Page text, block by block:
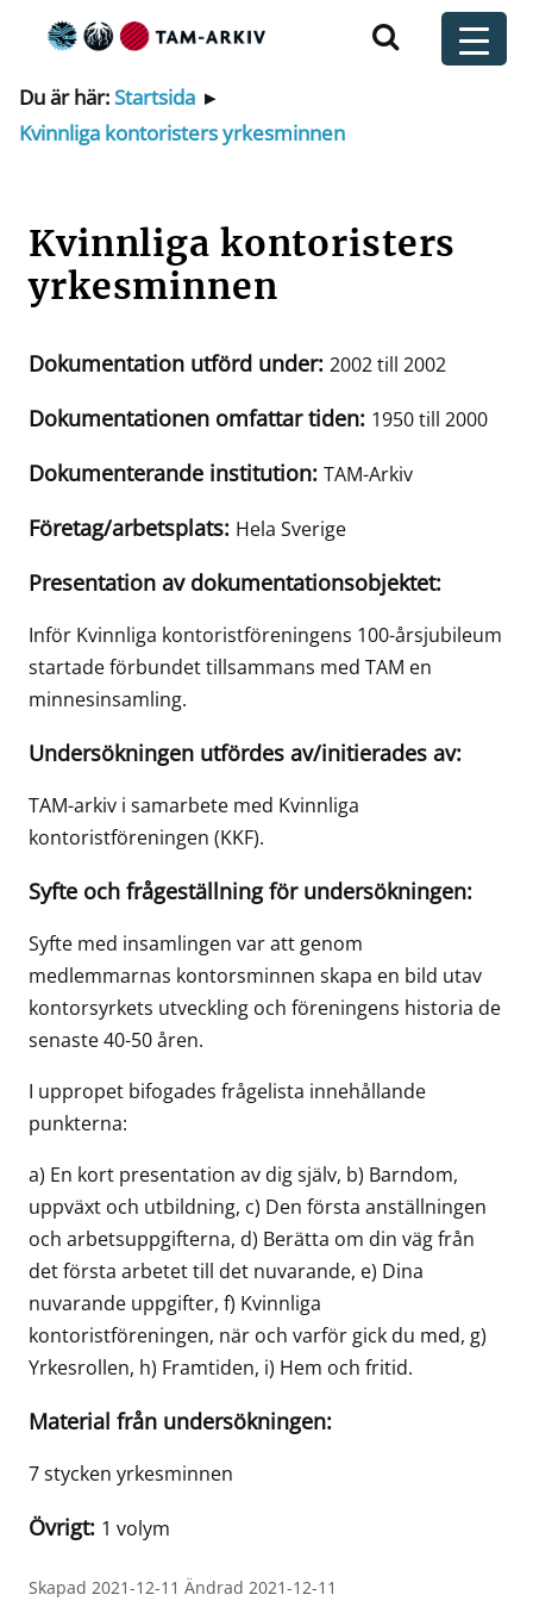
Huvudnavigering
Du är här:Startsida ▸
Kvinnliga kontoristers yrkesminnen
Kvinnliga kontoristers
yrkesminnen
Dokumentation utförd under: 2002 till 2002
Dokumentationen omfattar tiden: 1950 till 2000
Dokumenterande institution: TAM-Arkiv
Företag/arbetsplats: Hela Sverige
Presentation av dokumentationsobjektet:
Inför Kvinnliga kontoristföreningens 100-årsjubileum
startade förbundet tillsammans med TAM en
minnesinsamling.
Undersökningen utfördes av/initierades av:
TAM-arkiv i samarbete med Kvinnliga
kontoristföreningen (KKF).
Syfte och frågeställning för undersökningen:
Syfte med insamlingen var att genom
medlemmarnas kontorsminnen skapa en bild utav
kontorsyrkets utveckling och föreningens historia de
senaste 40-50 åren.
I uppropet bifogades frågelista innehållande
punkterna:
a) En kort presentation av dig själv, b) Barndom,
uppväxt och utbildning, c) Den första anställningen
och arbetsuppgifterna, d) Berätta om din väg från
det första arbetet till det nuvarande, e) Dina
nuvarande uppgifter, f) Kvinnliga
kontoristföreningen, när och varför gick du med, g)
Yrkesrollen, h) Framtiden, i) Hem och fritid.
Material från undersökningen:
7 stycken yrkesminnen
Övrigt: 1 volym
Skapad 2021-12-11 Ändrad 2021-12-11